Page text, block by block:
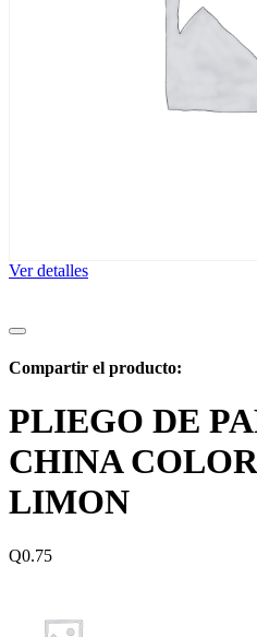
Ver detalles
Compartir el producto:
PLIEGO DE
CHINA
LIMON
Q0.75